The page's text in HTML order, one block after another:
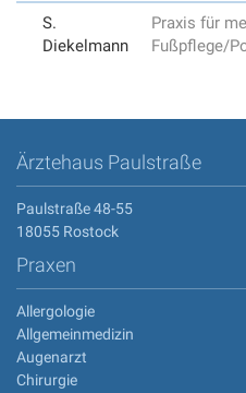
S.
Diekelmann
Praxis für
Fußpflege/
Ärztehaus Paulstraße
Paulstraße 48-55
18055 Rostock
Praxen
Allergologie
Allgemeinmedizin
Augenarzt
Chirurgie